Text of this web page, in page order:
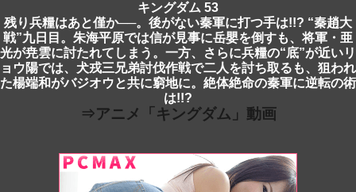
キングダム 53
残り兵糧はあと僅か──。後がない秦軍に打つ手は!!? “秦趙大
戦”九日目。朱海平原では信が見事に岳嬰を倒すも、将軍・亜
光が尭雲に討たれてしまう。一方、さらに兵糧の“底”が近いリ
ョウ陽では、犬戎三兄弟討伐作戦で二人を討ち取るも、狙われ
た楊端和がバジオウと共に窮地に。絶体絶命の秦軍に逆転の術
は!!?
⇒アニメ「キングダム」動画